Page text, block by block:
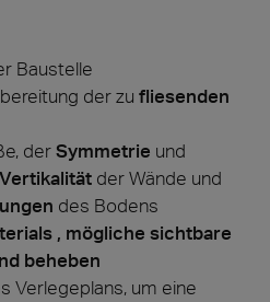
Baustelle
der zu fliesenden
derSymmetrie und
Vertikalität der Wände und
des Bodens
, mögliche sichtbare
beheben
Verlegeplans, um eine